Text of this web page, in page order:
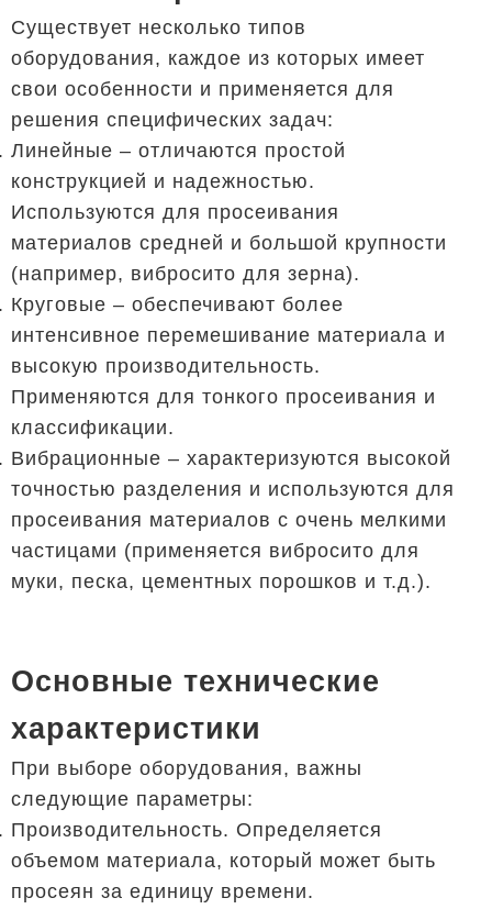
Существует несколько типов
оборудования, каждое из которых имеет
свои особенности и применяется для
решения специфических задач:
Линейные – отличаются простой
конструкцией и надежностью.
Используются для просеивания
материалов средней и большой крупности
(например, вибросито для зерна).
Круговые – обеспечивают более
интенсивное перемешивание материала и
высокую производительность.
Применяются для тонкого просеивания и
классификации.
Вибрационные – характеризуются высокой
точностью разделения и используются для
просеивания материалов с очень мелкими
частицами (применяется вибросито для
муки, песка, цементных порошков и т.д.).
Основные технические
характеристики
При выборе оборудования, важны
следующие параметры:
Производительность. Определяется
объемом материала, который может быть
просеян за единицу времени.